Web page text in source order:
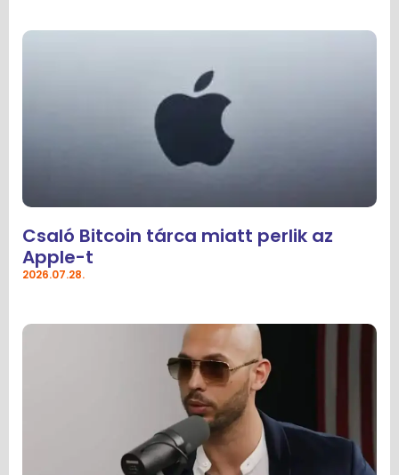
Csaló Bitcoin tárca miatt perlik az
Apple-t
2026.07.28.